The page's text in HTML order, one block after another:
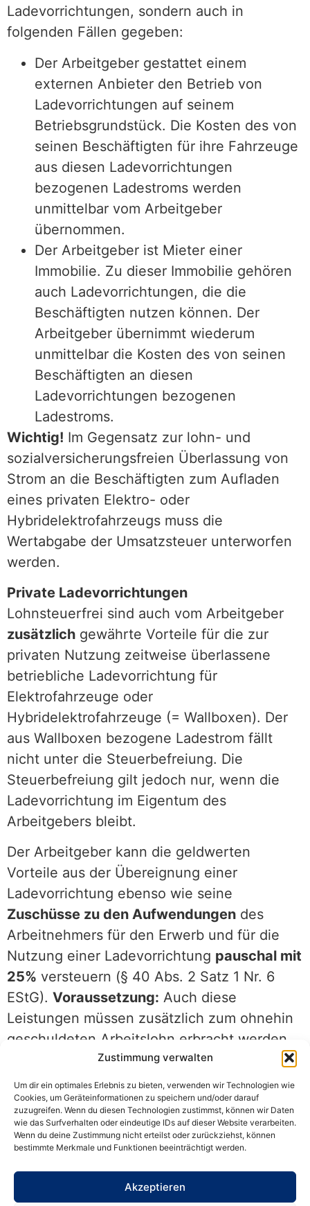
Zustimmung verwalten
Um dir ein optimales Erlebnis zu bieten, verwenden wir Technologien wie
Cookies, um Geräteinformationen zu speichern und/oder darauf
zuzugreifen. Wenn du diesen Technologien zustimmst, können wir Daten
wie das Surfverhalten oder eindeutige IDs auf dieser Website verarbeiten.
Wenn du deine Zustimmung nicht erteilst oder zurückziehst, können
bestimmte Merkmale und Funktionen beeinträchtigt werden.
Akzeptieren
Ladevorrichtungen, sondern auch in
folgenden Fällen gegeben:
Der Arbeitgeber gestattet einem
externen Anbieter den Betrieb von
Ladevorrichtungen auf seinem
Betriebsgrundstück. Die Kosten des von
seinen Beschäftigten für ihre Fahrzeuge
aus diesen Ladevorrichtungen
bezogenen Ladestroms werden
unmittelbar vom Arbeitgeber
übernommen.
Der Arbeitgeber ist Mieter einer
Immobilie. Zu dieser Immobilie gehören
auch Ladevorrichtungen, die die
Beschäftigten nutzen können. Der
Arbeitgeber übernimmt wiederum
unmittelbar die Kosten des von seinen
Beschäftigten an diesen
Ladevorrichtungen bezogenen
Ladestroms.
Wichtig! Im Gegensatz zur lohn- und
sozialversicherungsfreien Überlassung von
Strom an die Beschäftigten zum Aufladen
eines privaten Elektro- oder
Hybridelektrofahrzeugs muss die
Wertabgabe der Umsatzsteuer unterworfen
werden.
Private Ladevorrichtungen
Lohnsteuerfrei sind auch vom Arbeitgeber
zusätzlich gewährte Vorteile für die zur
privaten Nutzung zeitweise überlassene
betriebliche Ladevorrichtung für
Elektrofahrzeuge oder
Hybridelektrofahrzeuge (= Wallboxen). Der
aus Wallboxen bezogene Ladestrom fällt
nicht unter die Steuerbefreiung. Die
Steuerbefreiung gilt jedoch nur, wenn die
Ladevorrichtung im Eigentum des
Arbeitgebers bleibt.
Der Arbeitgeber kann die geldwerten
Vorteile aus der Übereignung einer
Ladevorrichtung ebenso wie seine
Zuschüsse zu den Aufwendungen des
Arbeitnehmers für den Erwerb und für die
Nutzung einer Ladevorrichtung pauschal mit
25% versteuern (§ 40 Abs. 2 Satz 1 Nr. 6
EStG). Voraussetzung: Auch diese
Leistungen müssen zusätzlich zum ohnehin
geschuldeten Arbeitslohn erbracht werden.
Bemessungsgrundlage sind die
Aufwendungen des Arbeitgebers für den
Erwerb der Ladevorrichtung (einschließlich
Umsatzsteuer).
Privates Aufladen des
Elektrodienstwagens: Finanzamt erlaubt
pauschalen Auslagenersatz